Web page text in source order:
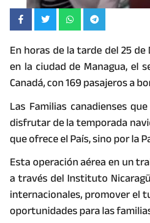
En horas de la tarde del 25
en la ciudad de Managua, el
Canadá, con 169 pasajeros a
Las Familias canadienses
disfrutar de la temporada
que ofrece el País, sino por la
Esta operación aérea en un
a través del Instituto
internacionales, promover el
oportunidades para las